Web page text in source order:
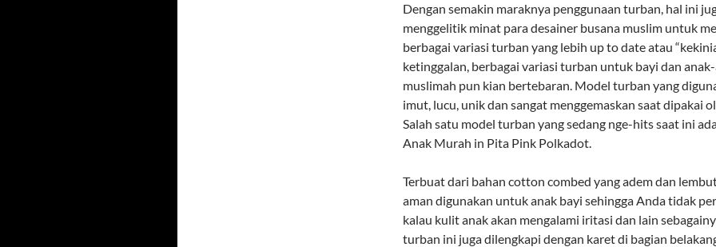
Dengan semakin maraknya penggunaan turban, hal ini
menggelitik minat para desainer busana muslim untuk
berbagai variasi turban yang lebih up to date atau
ketinggalan, berbagai variasi turban untuk bayi dan
muslimah pun kian bertebaran. Model turban yang
imut, lucu, unik dan sangat menggemaskan saat dipakai
Salah satu model turban yang sedang nge-hits saat ini
Anak Murah in Pita Pink Polkadot.
Terbuat dari bahan cotton combed yang adem dan
aman digunakan untuk anak bayi sehingga Anda tidak
kalau kulit anak akan mengalami iritasi dan lain
turban ini juga dilengkapi dengan karet di bagian